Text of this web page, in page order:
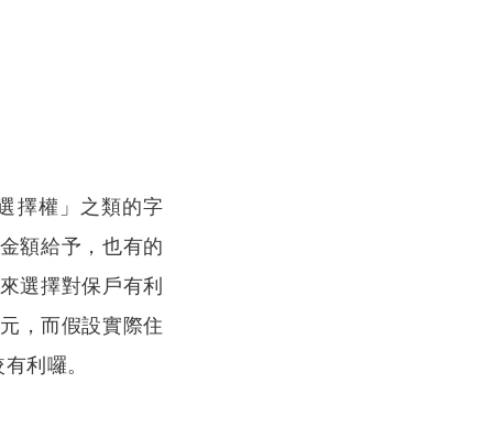
擇權」之類的字
額給予，也有的
選擇對保戶有利
，而假設實際住
利囉。